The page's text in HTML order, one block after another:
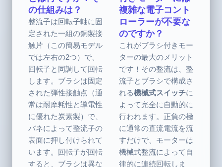
の仕組みは？
整流子は回転子軸に固
定された一組の銅製接
触片（この簡易モデル
では左右の2つ）で、
回転子と同調して回転
します。ブラシは固定
された弾性接触点（通
常は耐摩耗性と導電性
に優れた炭素製）で、
バネによって整流子の
表面に押し付けられて
います。回転子が回転
すると、ブラシは異な
複雑な電子コント
ローラーが不要な
のですか？
これがブラシ付きモー
ターの最大のメリット
です！その整流は、整
流子とブラシで構成さ
れる機械式スイッチに
よって完全に自動的に
行われます。正負の極
に通常の直流電流を流
すだけで、モーターは
機械式整流によって自
律的に連続回転しま